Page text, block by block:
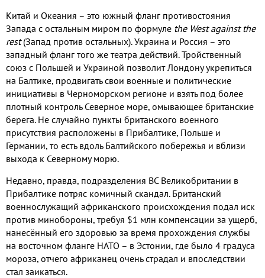
Китай и Океания – это южный фланг противостояния
Запада с остальным миром по формуле the West against the
rest(Запад против остальных). Украина и Россия – это
западный фланг того же театра действий. Тройственный
союз с Польшей и Украиной позволит Лондону укрепиться
на Балтике, продвигать свои военные и политические
инициативы в Черноморском регионе и взять под более
плотный контроль Северное море, омывающее британские
берега. Не случайно пункты британского военного
присутствия расположены в Прибалтике, Польше и
Германии, то есть вдоль Балтийского побережья и вблизи
выхода к Северному морю.
Недавно, правда, подразделения ВС Великобритании в
Прибалтике потряс комичный скандал. Британский
военнослужащий африканского происхождения подал иск
против минобороны, требуя $1 млн компенсации за ущерб,
нанесённый его здоровью за время прохождения службы
на восточном фланге НАТО – в Эстонии, где было 4 градуса
мороза, отчего африканец очень страдал и впоследствии
стал заикаться.